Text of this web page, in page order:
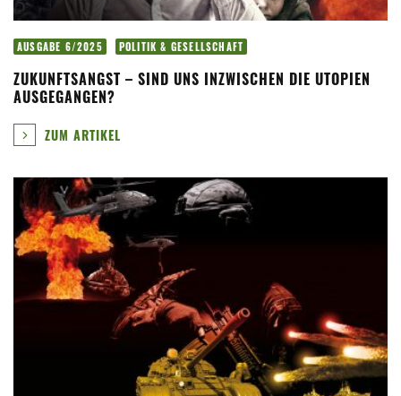
AUSGABE 6/2025 POLITIK & GESELLSCHAFT
ZUKUNFTSANGST – SIND UNS INZWISCHEN DIE UTOPIEN
AUSGEGANGEN?
ZUM ARTIKEL